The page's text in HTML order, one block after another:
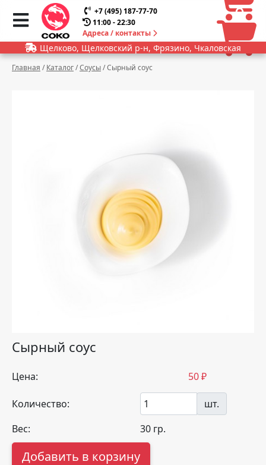
+7 (495) 187-77-70
11:00 - 22:30
Адреса / контакты
0
0
Щелково, Щелковский р-н, Фрязино, Чкаловская
Главная / Каталог/Соусы/Сырный соус
Сырный соус
Цена: 50₽
Количество:
шт.
Вес:
30 гр.
Добавить в корзину